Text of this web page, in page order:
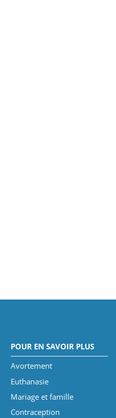
POUR EN SAVOIR PLUS
Avortement
Euthanasie
Mariage et famille
Contraception